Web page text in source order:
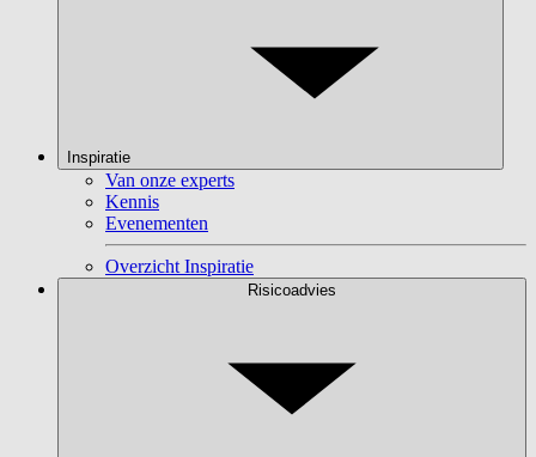
Inspiratie
Van onze experts
Kennis
Evenementen
Overzicht Inspiratie
Risicoadvies